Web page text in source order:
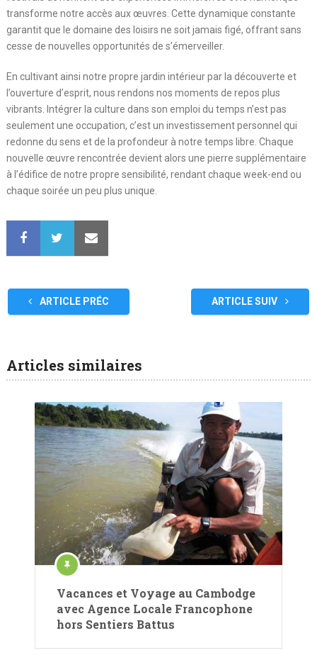
transforme notre accès aux œuvres. Cette dynamique constante
garantit que le domaine des loisirs ne soit jamais figé, offrant sans
cesse de nouvelles opportunités de s’émerveiller.
En cultivant ainsi notre propre jardin intérieur par la découverte et
l’ouverture d’esprit, nous rendons nos moments de repos plus
vibrants. Intégrer la culture dans son emploi du temps n’est pas
seulement une occupation, c’est un investissement personnel qui
redonne du sens et de la profondeur à notre temps libre. Chaque
nouvelle œuvre rencontrée devient alors une pierre supplémentaire
à l’édifice de notre propre sensibilité, rendant chaque week-end ou
chaque soirée un peu plus unique.
ARTICLE PRÉC ARTICLE SUIV
Articles similaires
Vacances et Voyage au Cambodge
avec Agence Locale Francophone
hors Sentiers Battus